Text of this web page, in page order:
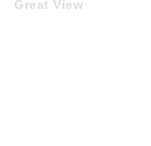
Great View